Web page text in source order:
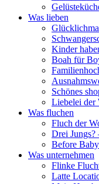
Was lieben
Kinder
Boah für
Schönes
Liebelei der
Was fluchen
Fluch der
Drei
Before Baby
Was unternehmen
Flinke
Latte